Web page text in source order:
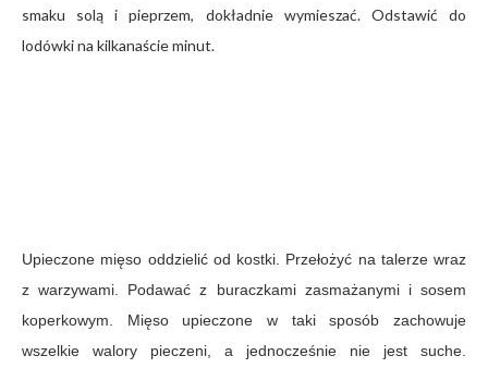
smaku solą i pieprzem, dokładnie wymieszać. Odstawić do
lodówki na kilkanaście minut.
Upieczone mięso oddzielić od kostki. Przełożyć na talerze wraz
z warzywami. Podawać z buraczkami zasmażanymi i sosem
koperkowym. Mięso upieczone w taki sposób zachowuje
wszelkie walory pieczeni, a jednocześnie nie jest suche.